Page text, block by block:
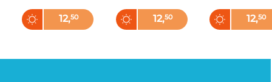
12,50
Paperback
12,50
Paperback
12,50
Paperback